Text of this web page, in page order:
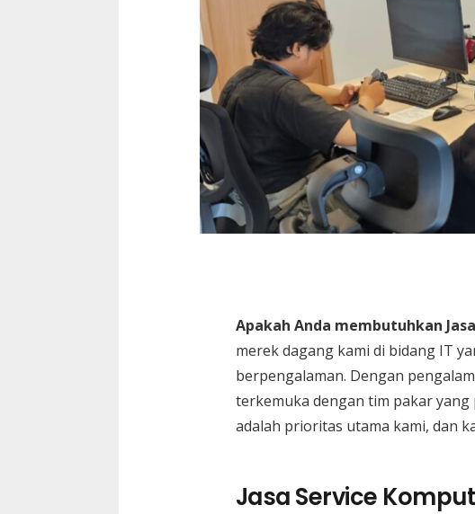
Apakah Anda membutuhkan
merek dagang kami di bidang IT
berpengalaman. Dengan
terkemuka dengan tim pakar
adalah prioritas utama kami, dan
Jasa Service